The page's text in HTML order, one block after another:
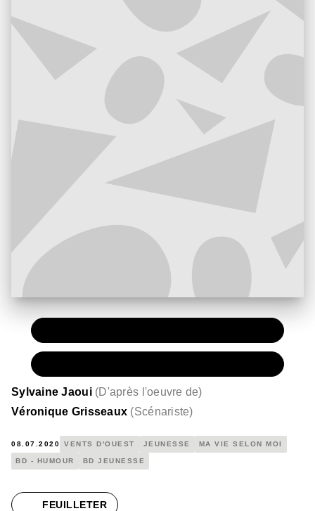
Sylvaine Jaoui (D'après l'oeuvre de)
Véronique Grisseaux (Scénariste)
08.07.2020 VENTS D'OUEST JEUNESSE MA VIE SELON MOI
BD - HUMOUR BD JEUNESSE
FEUILLETER